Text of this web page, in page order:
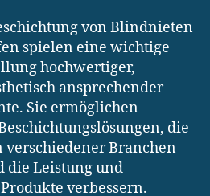
von Blindnieten
spielen eine wichtige
hochwertiger,
ansprechender
Sie ermöglichen
die
Branchen
die Leistung und
verbessern.